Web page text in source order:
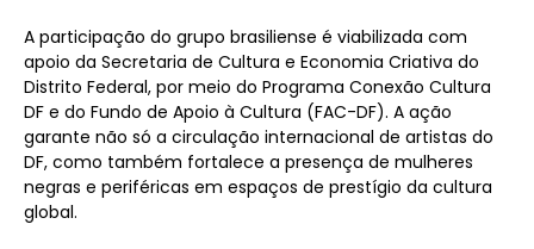
A participação do grupo brasiliense é viabilizada com
apoio da Secretaria de Cultura e Economia Criativa do
Distrito Federal, por meio do Programa Conexão Cultura
DF e do Fundo de Apoio à Cultura (FAC-DF). A ação
garante não só a circulação internacional de artistas do
DF, como também fortalece a presença de mulheres
negras e periféricas em espaços de prestígio da cultura
global.